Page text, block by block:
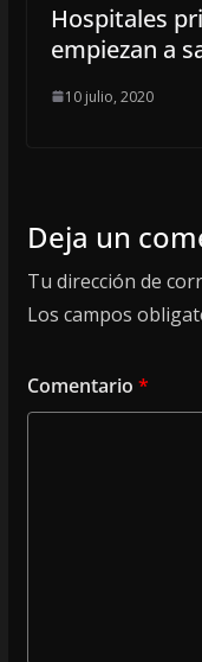
Hospitales
empiezan a
10 julio, 2020
Deja un
Tu dirección de
Los campos
Comentario *